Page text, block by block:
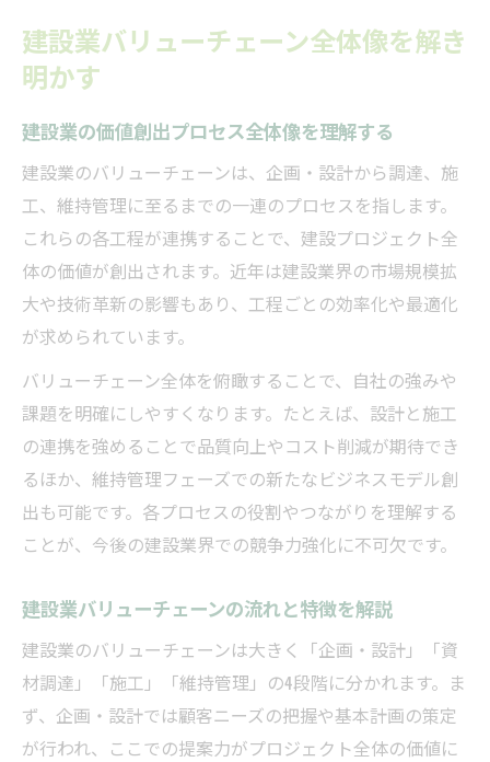
える影響
ント
建設業界構造が市場規模に与える影響
建設業市場規模の変遷と主要要因を探る
建設業のセグメント別市場動向を理解する
建設業界の市場規模分析で注目すべき視点
建設業の市場規模と今後の展望を解説
建設業界の流れを知るための基本視点
建設業の工程ごとの基本的な流れを把握
建設業界全体の構造と連携の重要性
建設業で求められる工程管理の基本視点
建設業の事業プロセスを体系的に理解する
収益性から考える建設業のバリューチェーン
建設業で収益性を高めるバリューチェーン
戦略
建設業の収益構造とバリューチェーンの関
係
建設業バリューチェーン全体像を解き
明かす
建設業の価値創出プロセス全体像を理解する
建設業のバリューチェーンは、企画・設計から調達、施
工、維持管理に至るまでの一連のプロセスを指します。
これらの各工程が連携することで、建設プロジェクト全
体の価値が創出されます。近年は建設業界の市場規模拡
大や技術革新の影響もあり、工程ごとの効率化や最適化
が求められています。
バリューチェーン全体を俯瞰することで、自社の強みや
課題を明確にしやすくなります。たとえば、設計と施工
の連携を強めることで品質向上やコスト削減が期待でき
るほか、維持管理フェーズでの新たなビジネスモデル創
出も可能です。各プロセスの役割やつながりを理解する
ことが、今後の建設業界での競争力強化に不可欠です。
建設業バリューチェーンの流れと特徴を解説
建設業のバリューチェーンは大きく「企画・設計」「資
材調達」「施工」「維持管理」の4段階に分かれます。ま
ず、企画・設計では顧客ニーズの把握や基本計画の策定
が行われ、ここでの提案力がプロジェクト全体の価値に